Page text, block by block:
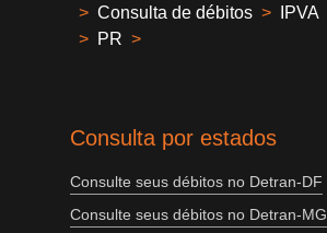
> Consulta de débitos > IPVA
> PR >
Consulta por estados
Consulte seus débitos no Detran-DF
Consulte seus débitos no Detran-MG